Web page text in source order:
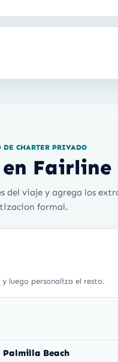
CHARTER PRIVADO
Fairline
viaje y agrega los
formal.
luego personaliza el resto.
Palmilla Beach